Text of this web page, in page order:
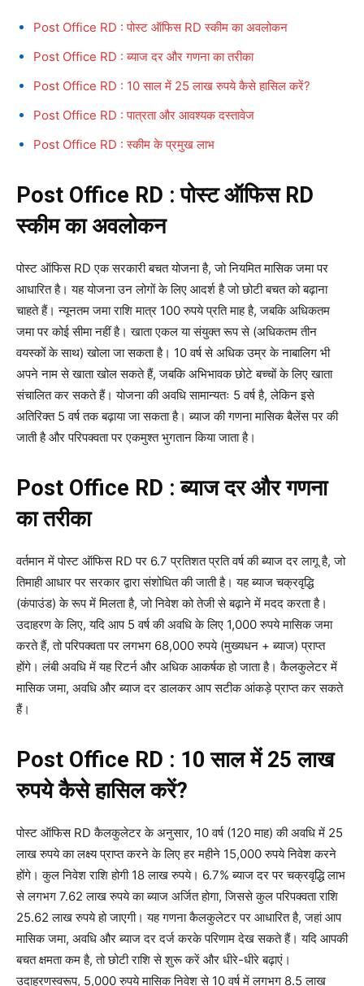
Post Office RD : पोस्ट ऑफिस RD स्कीम का अवलोकन
Post Office RD : ब्याज दर और गणना का तरीका
Post Office RD : 10 साल में 25 लाख रुपये कैसे हासिल करें?
Post Office RD : पात्रता और आवश्यक दस्तावेज
Post Office RD : स्कीम के प्रमुख लाभ
Post Office RD : पोस्ट ऑफिस RD
स्कीम का अवलोकन
पोस्ट ऑफिस RD एक सरकारी बचत योजना है, जो नियमित मासिक जमा पर
आधारित है। यह योजना उन लोगों के लिए आदर्श है जो छोटी बचत को बढ़ाना
चाहते हैं। न्यूनतम जमा राशि मात्र 100 रुपये प्रति माह है, जबकि अधिकतम
जमा पर कोई सीमा नहीं है। खाता एकल या संयुक्त रूप से (अधिकतम तीन
वयस्कों के साथ) खोला जा सकता है। 10 वर्ष से अधिक उम्र के नाबालिग भी
अपने नाम से खाता खोल सकते हैं, जबकि अभिभावक छोटे बच्चों के लिए खाता
संचालित कर सकते हैं। योजना की अवधि सामान्यतः 5 वर्ष है, लेकिन इसे
अतिरिक्त 5 वर्ष तक बढ़ाया जा सकता है। ब्याज की गणना मासिक बैलेंस पर की
जाती है और परिपक्वता पर एकमुश्त भुगतान किया जाता है।
Post Office RD : ब्याज दर और गणना
का तरीका
वर्तमान में पोस्ट ऑफिस RD पर 6.7 प्रतिशत प्रति वर्ष की ब्याज दर लागू है, जो
तिमाही आधार पर सरकार द्वारा संशोधित की जाती है। यह ब्याज चक्रवृद्धि
(कंपाउंड) के रूप में मिलता है, जो निवेश को तेजी से बढ़ाने में मदद करता है।
उदाहरण के लिए, यदि आप 5 वर्ष की अवधि के लिए 1,000 रुपये मासिक जमा
करते हैं, तो परिपक्वता पर लगभग 68,000 रुपये (मुख्यधन + ब्याज) प्राप्त
होंगे। लंबी अवधि में यह रिटर्न और अधिक आकर्षक हो जाता है। कैलकुलेटर में
मासिक जमा, अवधि और ब्याज दर डालकर आप सटीक आंकड़े प्राप्त कर सकते
हैं।
Post Office RD : 10 साल में 25 लाख
रुपये कैसे हासिल करें?
पोस्ट ऑफिस RD कैलकुलेटर के अनुसार, 10 वर्ष (120 माह) की अवधि में 25
लाख रुपये का लक्ष्य प्राप्त करने के लिए हर महीने 15,000 रुपये निवेश करने
होंगे। कुल निवेश राशि होगी 18 लाख रुपये। 6.7% ब्याज दर पर चक्रवृद्धि लाभ
से लगभग 7.62 लाख रुपये का ब्याज अर्जित होगा, जिससे कुल परिपक्वता राशि
25.62 लाख रुपये हो जाएगी। यह गणना कैलकुलेटर पर आधारित है, जहां आप
मासिक जमा, अवधि और ब्याज दर दर्ज करके परिणाम देख सकते हैं। यदि आपकी
बचत क्षमता कम है, तो छोटी राशि से शुरू करें और धीरे-धीरे बढ़ाएं।
उदाहरणस्वरूप, 5,000 रुपये मासिक निवेश से 10 वर्ष में लगभग 8.5 लाख